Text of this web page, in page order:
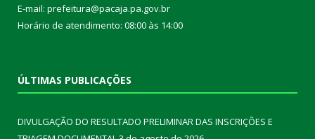
E-mail: prefeitura@pacaja.pa.gov.br
Horário de atendimento: 08:00 às 14:00
ÚLTIMAS PUBLICAÇÕES
DIVULGAÇÃO DO RESULTADO PRELIMINAR DAS INSCRIÇÕES E